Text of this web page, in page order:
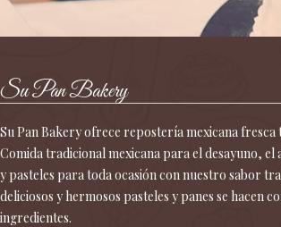
Su Pan Bakery
Su Pan Bakery ofrece repostería mexicana fresca
Comida tradicional mexicana para el desayuno, el
y pasteles para toda ocasión con nuestro sabor
deliciosos y hermosos pasteles y panes se hacen
ingredientes.